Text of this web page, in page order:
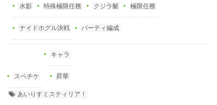
水影 特殊極限任務 クジラ艇 極限任務
ナイドホグル決戦 パーティ編成
スペチケ
キャラ
昇華
あいりすミスティリア！